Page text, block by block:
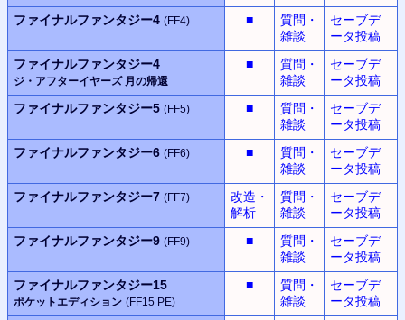
ファイナルファンタジー4 (FF4) ■
質問・
雑談
セーブデ
ータ投稿
ファイナルファンタジー4
ジ・アフターイヤーズ 月の帰還
■
質問・
雑談
セーブデ
ータ投稿
ファイナルファンタジー5 (FF5) ■
質問・
雑談
セーブデ
ータ投稿
ファイナルファンタジー6 (FF6) ■
質問・
雑談
セーブデ
ータ投稿
ファイナルファンタジー7 (FF7)
改造・
解析
質問・
雑談
セーブデ
ータ投稿
ファイナルファンタジー9 (FF9) ■
質問・
雑談
セーブデ
ータ投稿
ファイナルファンタジー15
ポケットエディション (FF15 PE)
■
質問・
雑談
セーブデ
ータ投稿